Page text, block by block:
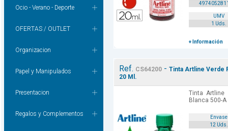
Ocio - Verano - Deporte
OFERTAS / OUTLET
Organizacion
Papel y Manipulados
Presentacion
Regalos y Complementos
UMV
1 Uds.
+ Información
Ref. CS64200- Tinta Artline Verde
20 Ml.
Tinta Artline
Blanca 500-A
Envase
12 Uds.